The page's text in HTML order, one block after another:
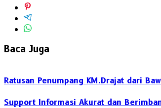
Baca Juga
Ratusan Penumpang KM.Drajat dari
Support Informasi Akurat dan